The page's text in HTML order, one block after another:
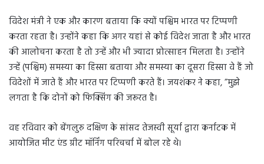
विदेश मंत्री ने एक और कारण बताया कि क्यों पश्चिम भारत पर टिप्पणी
करता रहता है। उन्होंने कहा कि अगर यहां से कोई विदेश जाता है और भारत
की आलोचना करता है तो उन्हें और भी ज्यादा प्रोत्साहन मिलता है। उन्होंने
उन्हें (पश्चिम) समस्या का हिस्सा बताया और समस्या का दूसरा हिस्सा वे हैं जो
विदेशों में जाते हैं और भारत पर टिप्पणी करते हैं। जयशंकर ने कहा, ”मुझे
लगता है कि दोनों को फिक्सिंग की जरूरत है।
वह रविवार को बेंगलुरु दक्षिण के सांसद तेजस्वी सूर्या द्वारा कर्नाटक में
आयोजित मीट एंड ग्रीट मॉर्निंग परिचर्चा में बोल रहे थे।